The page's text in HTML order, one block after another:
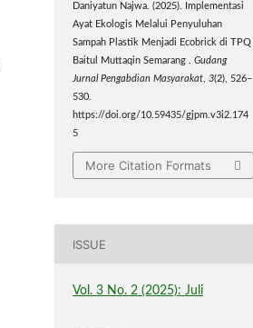
Daniyatun Najwa. (2025). Implementasi
Ayat Ekologis Melalui Penyuluhan
Sampah Plastik Menjadi Ecobrick di TPQ
Baitul Muttaqin Semarang .Gudang
Jurnal Pengabdian Masyarakat ,3(2), 526–
530.
https://doi.org/10.59435/gjpm.v3i2.174
5
More Citation Formats
ISSUE
Vol. 3 No. 2 (2025): Juli